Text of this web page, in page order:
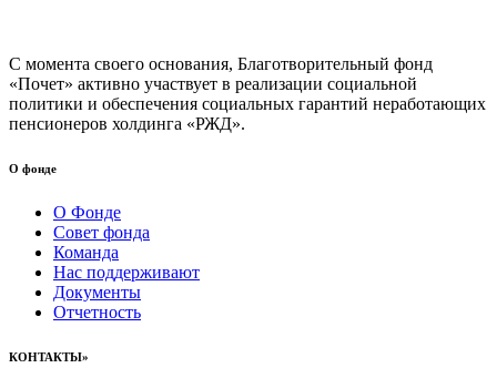
С момента своего основания, Благотворительный фонд
«Почет» активно участвует в реализации социальной
политики и обеспечения социальных гарантий неработающих
пенсионеров холдинга «РЖД».
О фонде
О Фонде
Совет фонда
Команда
Нас поддерживают
Документы
Отчетность
КОНТАКТЫ»